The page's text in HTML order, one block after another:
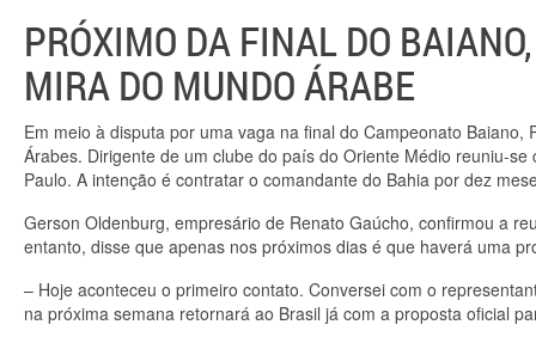
PRÓXIMO DA FINAL DO
MIRA DO MUNDO ÁRABE
Em meio à disputa por uma vaga na final do Campeonato
Árabes. Dirigente de um clube do país do Oriente Médio reuniu-
Paulo. A intenção é contratar o comandante do Bahia por dez
Gerson Oldenburg, empresário de Renato Gaúcho, confirmou a
entanto, disse que apenas nos próximos dias é que haverá uma
– Hoje aconteceu o primeiro contato. Conversei com o
na próxima semana retornará ao Brasil já com a proposta oficial